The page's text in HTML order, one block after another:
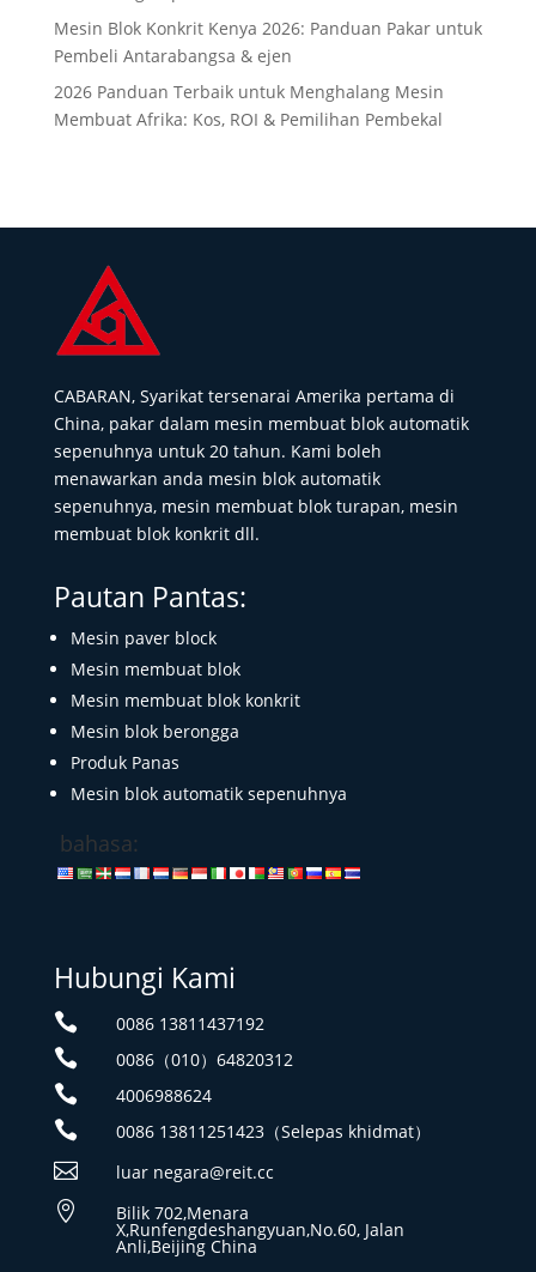
Mesin Blok Konkrit Kenya 2026: Panduan Pakar untuk
Pembeli Antarabangsa & ejen
2026 Panduan Terbaik untuk Menghalang Mesin
Membuat Afrika: Kos, ROI & Pemilihan Pembekal
CABARAN, Syarikat tersenarai Amerika pertama di
China, pakar dalam mesin membuat blok automatik
sepenuhnya untuk 20 tahun. Kami boleh
menawarkan anda mesin blok automatik
sepenuhnya, mesin membuat blok turapan, mesin
membuat blok konkrit dll.
Pautan Pantas:
Mesin paver block
Mesin membuat blok
Mesin membuat blok konkrit
Mesin blok berongga
Produk Panas
Mesin blok automatik sepenuhnya
bahasa:
Hubungi Kami
 0086 13811437192
 0086（010）64820312
 4006988624
 0086 13811251423（Selepas khidmat）
 luar negara@reit.cc
 Bilik 702,Menara
X,Runfengdeshangyuan,No.60, Jalan
Anli,Beijing China